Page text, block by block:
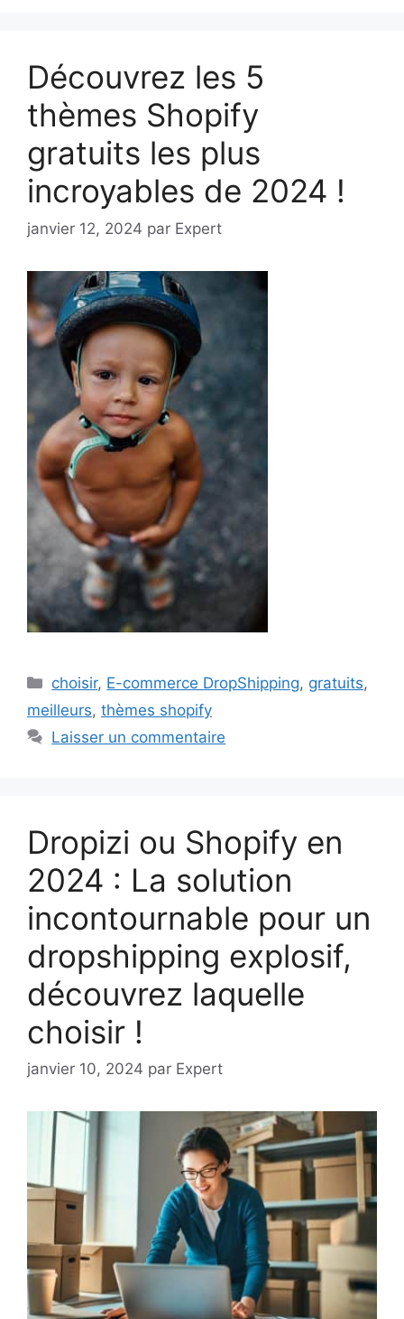
Découvrez les 5
thèmes Shopify
gratuits les plus
incroyables de 2024 !
janvier 12, 2024 par Expert
Catégories
choisir, E-commerce DropShipping, gratuits,
meilleurs, thèmes shopify
Laisser un commentaire
Dropizi ou Shopify en
2024 : La solution
incontournable pour un
dropshipping explosif,
découvrez laquelle
choisir !
janvier 10, 2024 par Expert